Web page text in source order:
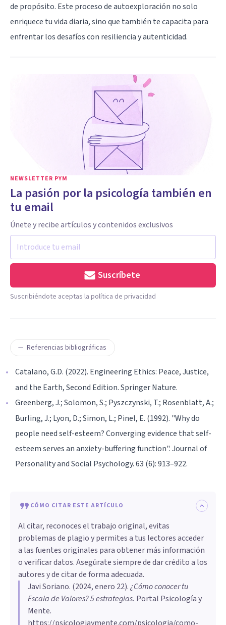
de propósito. Este proceso de autoexploración no solo
enriquece tu vida diaria, sino que también te capacita para
enfrentar los desafíos con resiliencia y autenticidad.
NEWSLETTER PYM
La pasión por la psicología también en
tu email
Únete y recibe artículos y contenidos exclusivos
Suscríbete
Suscribiéndote aceptas la política de privacidad
Referencias bibliográficas
Catalano, G.D. (2022). Engineering Ethics: Peace, Justice,
and the Earth, Second Edition. Springer Nature.
Greenberg, J.; Solomon, S.; Pyszczynski, T.; Rosenblatt, A.;
Burling, J.; Lyon, D.; Simon, L.; Pinel, E. (1992). "Why do
people need self-esteem? Converging evidence that self-
esteem serves an anxiety-buffering function". Journal of
Personality and Social Psychology. 63 (6): 913–922.
CÓMO CITAR ESTE ARTÍCULO
Al citar, reconoces el trabajo original, evitas
problemas de plagio y permites a tus lectores acceder
a las fuentes originales para obtener más información
o verificar datos. Asegúrate siempre de dar crédito a los
autores y de citar de forma adecuada.
Javi Soriano. (2024, enero 22).¿Cómo conocer tu
Escala de Valores? 5 estrategias. Portal Psicología y
Mente.